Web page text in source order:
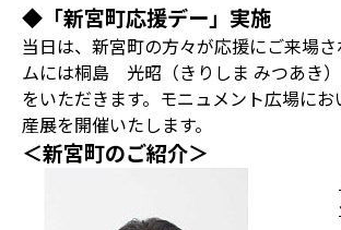
◆「新宮町応援デー」実施
当日は、新宮町の方々が応援にご来場
ムには桐島 光昭（きりしま みつあき
をいただきます。モニュメント広場に
産展を開催いたします。
＜新宮町のご紹介＞